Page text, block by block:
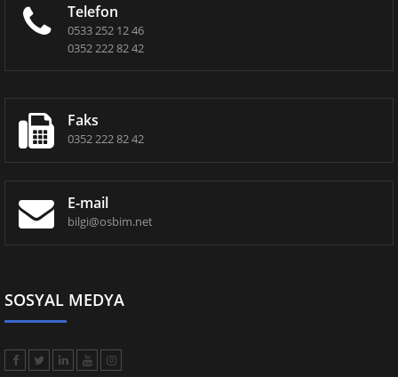
Telefon
0533 252 12 46
0352 222 82 42
Faks
0352 222 82 42
E-mail
bilgi@osbim.net
SOSYAL MEDYA